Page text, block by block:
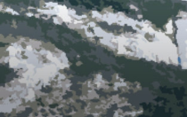
Aller
au
contenu
principal